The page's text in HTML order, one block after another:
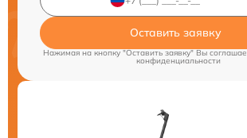
Оставить заявку
Нажимая на кнопку "Оставить заявку" Вы
конфиденциальности